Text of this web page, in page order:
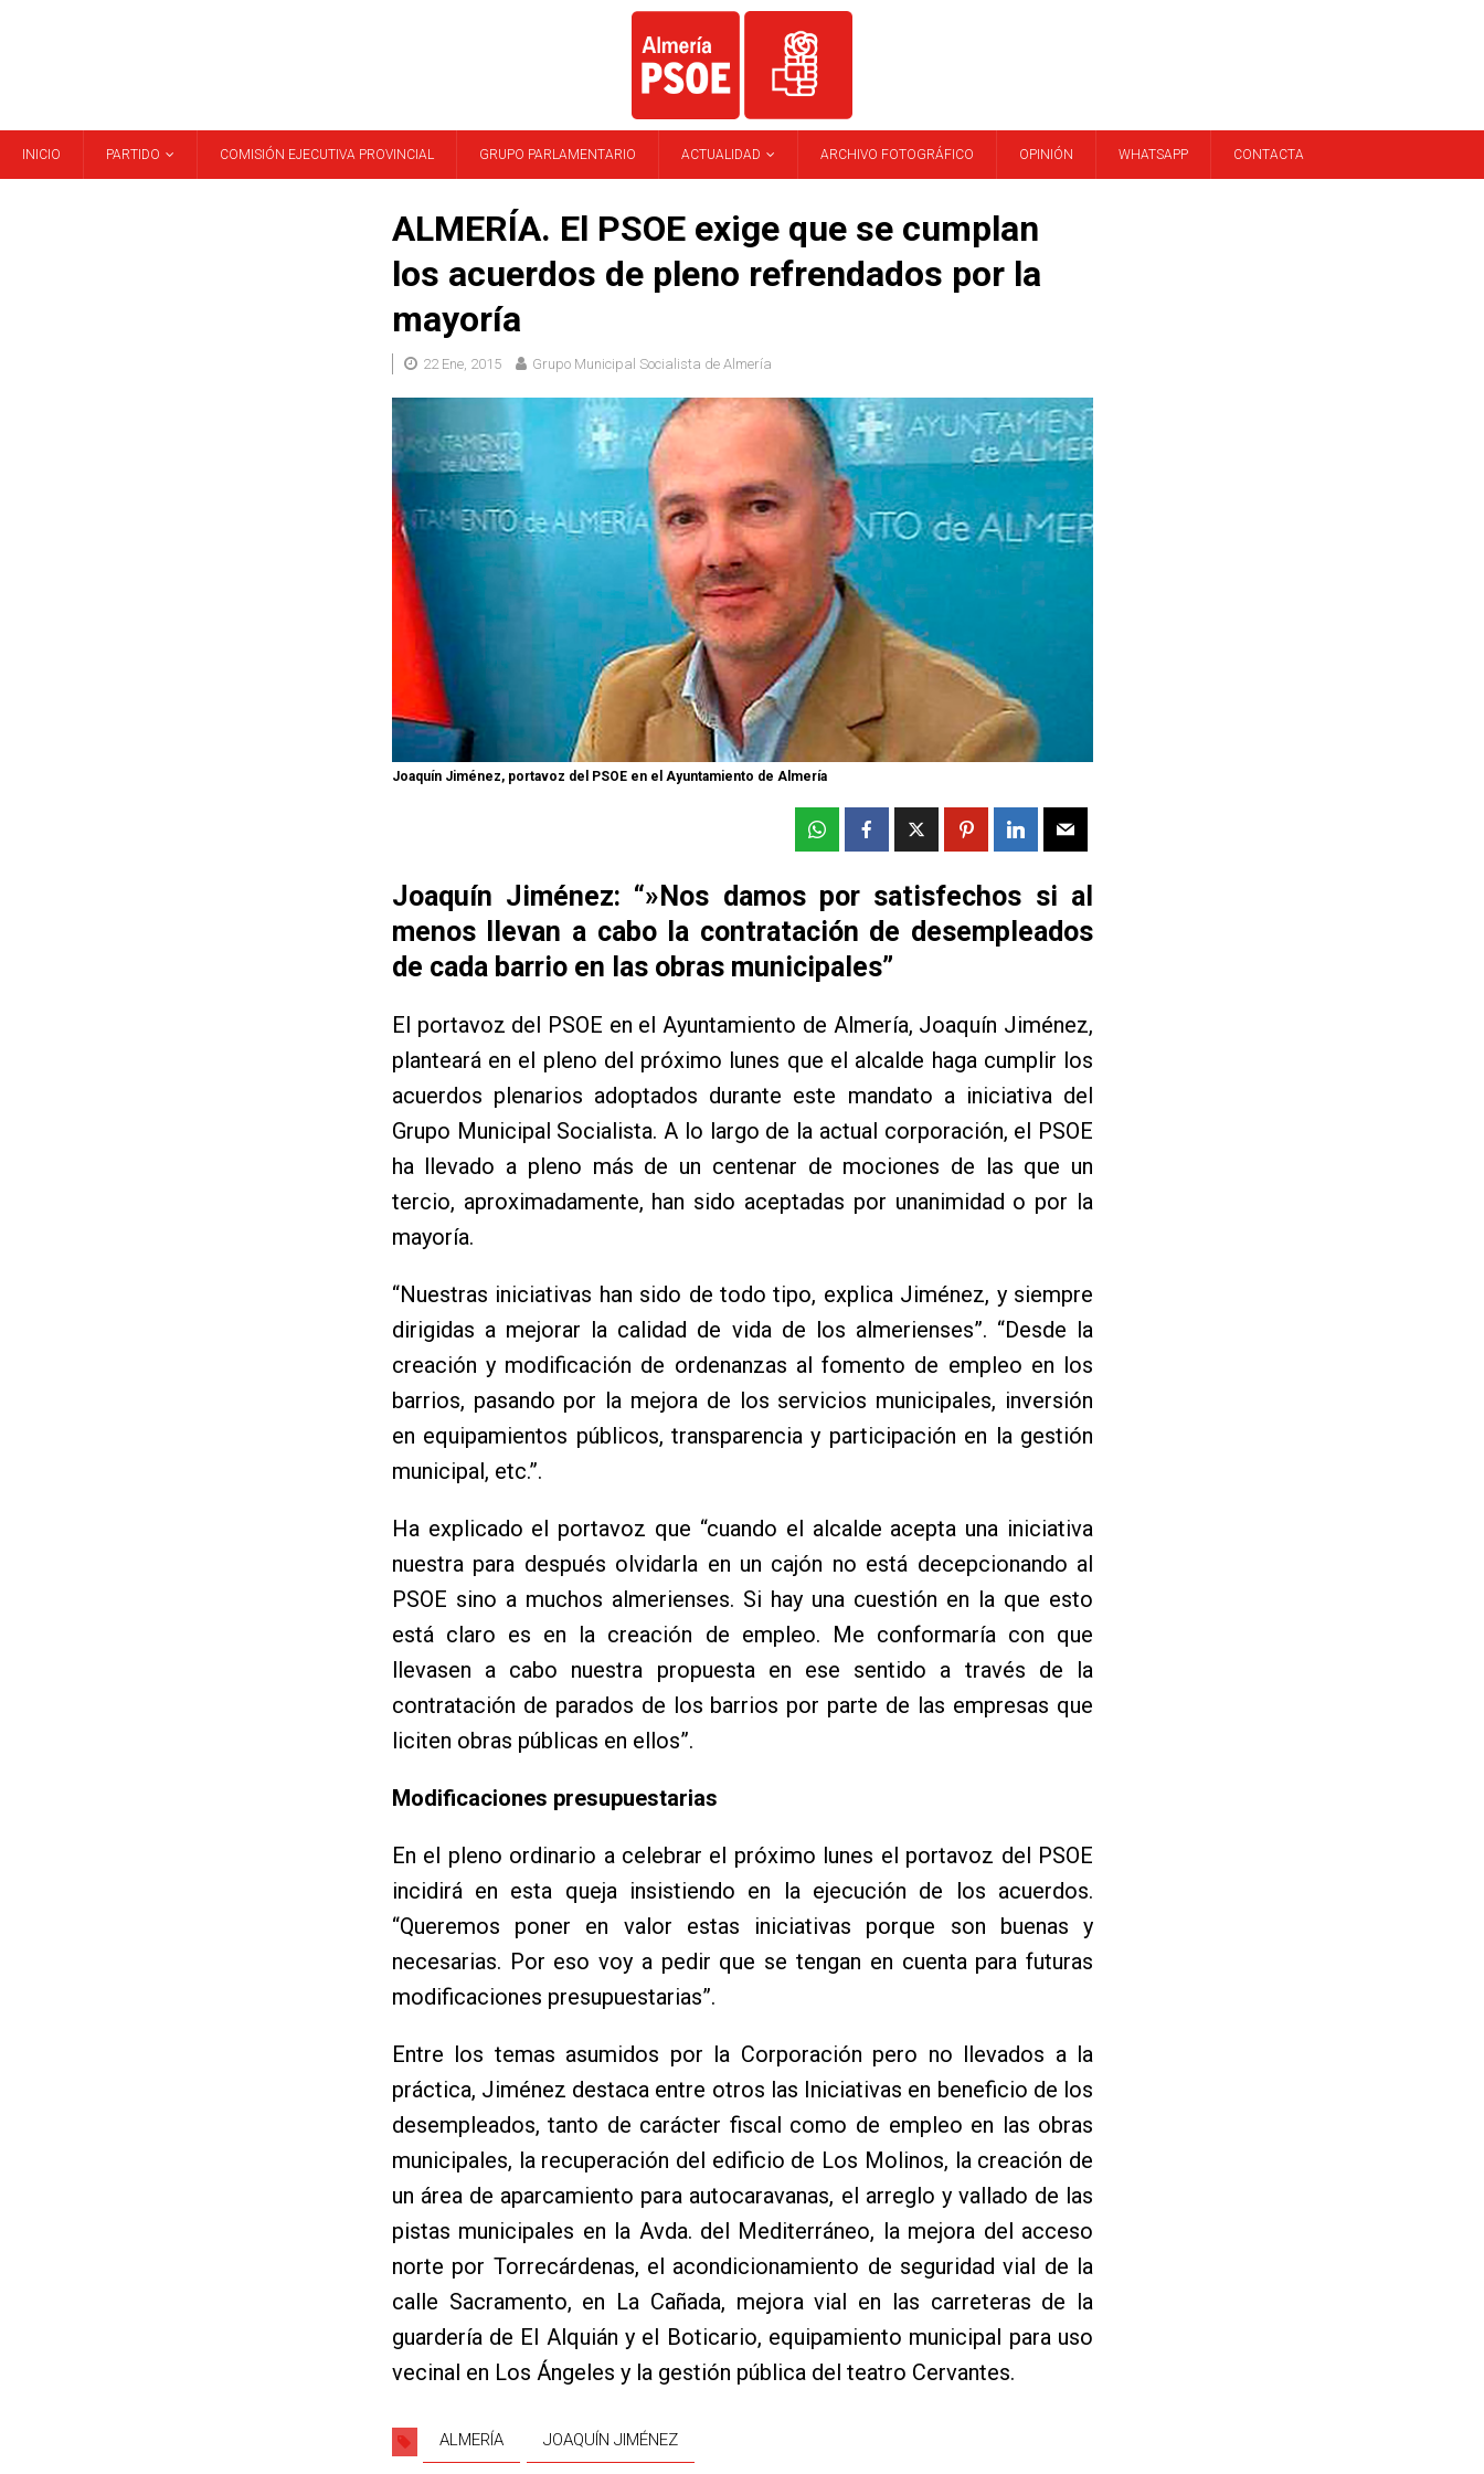
INICIO PARTIDO COMISIÓN EJECUTIVA PROVINCIAL GRUPO PARLAMENTARIO ACTUALIDAD ARCHIVO FOTOGRÁFICO OPINIÓN WHATSAPP CONTACTA
ALMERÍA. El PSOE exige que se cumplan
los acuerdos de pleno refrendados por la
mayoría
22 Ene, 2015 Grupo Municipal Socialista de Almería
Joaquín Jiménez, portavoz del PSOE en el Ayuntamiento de Almería
Joaquín Jiménez: “»Nos damos por satisfechos si al
menos llevan a cabo la contratación de desempleados
de cada barrio en las obras municipales”
El portavoz del PSOE en el Ayuntamiento de Almería, Joaquín Jiménez,
planteará en el pleno del próximo lunes que el alcalde haga cumplir los
acuerdos plenarios adoptados durante este mandato a iniciativa del
Grupo Municipal Socialista. A lo largo de la actual corporación, el PSOE
ha llevado a pleno más de un centenar de mociones de las que un
tercio, aproximadamente, han sido aceptadas por unanimidad o por la
mayoría.
“Nuestras iniciativas han sido de todo tipo, explica Jiménez, y siempre
dirigidas a mejorar la calidad de vida de los almerienses”. “Desde la
creación y modificación de ordenanzas al fomento de empleo en los
barrios, pasando por la mejora de los servicios municipales, inversión
en equipamientos públicos, transparencia y participación en la gestión
municipal, etc.”.
Ha explicado el portavoz que “cuando el alcalde acepta una iniciativa
nuestra para después olvidarla en un cajón no está decepcionando al
PSOE sino a muchos almerienses. Si hay una cuestión en la que esto
está claro es en la creación de empleo. Me conformaría con que
llevasen a cabo nuestra propuesta en ese sentido a través de la
contratación de parados de los barrios por parte de las empresas que
liciten obras públicas en ellos”.
Modificaciones presupuestarias
En el pleno ordinario a celebrar el próximo lunes el portavoz del PSOE
incidirá en esta queja insistiendo en la ejecución de los acuerdos.
“Queremos poner en valor estas iniciativas porque son buenas y
necesarias. Por eso voy a pedir que se tengan en cuenta para futuras
modificaciones presupuestarias”.
Entre los temas asumidos por la Corporación pero no llevados a la
práctica, Jiménez destaca entre otros las Iniciativas en beneficio de los
desempleados, tanto de carácter fiscal como de empleo en las obras
municipales, la recuperación del edificio de Los Molinos, la creación de
un área de aparcamiento para autocaravanas, el arreglo y vallado de las
pistas municipales en la Avda. del Mediterráneo, la mejora del acceso
norte por Torrecárdenas, el acondicionamiento de seguridad vial de la
calle Sacramento, en La Cañada, mejora vial en las carreteras de la
guardería de El Alquián y el Boticario, equipamiento municipal para uso
vecinal en Los Ángeles y la gestión pública del teatro Cervantes.
ALMERÍA JOAQUÍN JIMÉNEZ